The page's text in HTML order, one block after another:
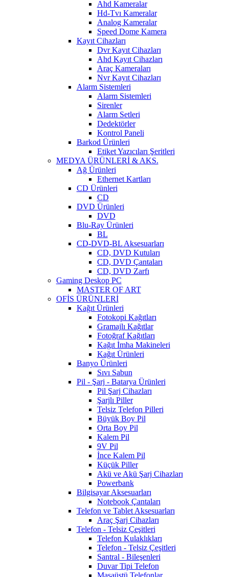
Ahd Kameralar
Hd-Tvı Kameralar
Analog Kameralar
Speed Dome Kamera
Kayıt Cihazları
Dvr Kayıt Cihazları
Ahd Kayıt Cihazları
Araç Kameraları
Nvr Kayıt Cihazları
Alarm Sistemleri
Alarm Sistemleri
Sirenler
Alarm Setleri
Dedektörler
Kontrol Paneli
Barkod Ürünleri
Etiket Yazıcıları Şeritleri
MEDYA ÜRÜNLERİ & AKS.
Ağ Ürünleri
Ethernet Kartları
CD Ürünleri
CD
DVD Ürünleri
DVD
Blu-Ray Ürünleri
BL
CD-DVD-BL Aksesuarları
CD, DVD Kutuları
CD, DVD Çantaları
CD, DVD Zarfı
Gaming Deskop PC
MASTER OF ART
OFİS ÜRÜNLERİ
Kağıt Ürünleri
Fotokopi Kağıtları
Gramajlı Kağıtlar
Fotoğraf Kağıtları
Kağıt İmha Makineleri
Kağıt Ürünleri
Banyo Ürünleri
Sıvı Sabun
Pil - Şarj - Batarya Ürünleri
Pil Şarj Cihazları
Şarjlı Piller
Telsiz Telefon Pilleri
Büyük Boy Pil
Orta Boy Pil
Kalem Pil
9V Pil
İnce Kalem Pil
Küçük Piller
Akü ve Akü Şarj Cihazları
Powerbank
Bilgisayar Aksesuarları
Notebook Çantaları
Telefon ve Tablet Aksesuarları
Araç Şarj Cihazları
Telefon - Telsiz Çeşitleri
Telefon Kulaklıkları
Telefon - Telsiz Çeşitleri
Santral - Bileşenleri
Duvar Tipi Telefon
Masaüstü Telefonlar